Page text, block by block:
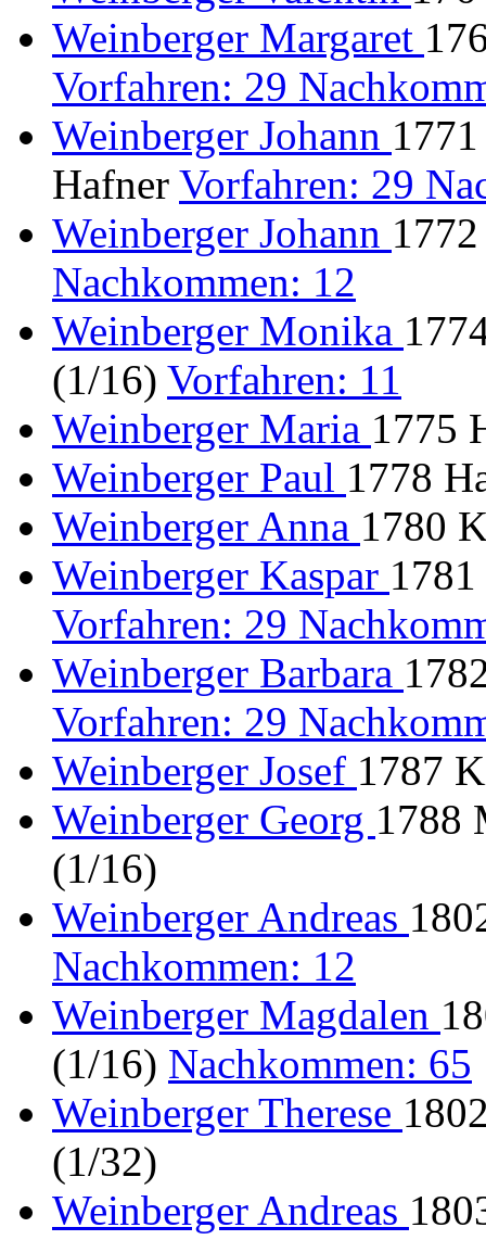
Weinberger Margaret
Vorfahren: 29
Weinberger Johann
Hafner Vorfahren: 29
Weinberger Johann
Nachkommen: 12
Weinberger Monika
(1/16) Vorfahren: 11
Weinberger Maria 1775
Weinberger Paul 1778
Weinberger Anna 1780
Weinberger Kaspar
Vorfahren: 29
Weinberger Barbara
Vorfahren: 29
Weinberger Josef 1787
Weinberger Georg 1788
(1/16)
Weinberger Andreas
Nachkommen: 12
Weinberger Magdalen
(1/16) Nachkommen: 65
Weinberger Therese
(1/32)
Weinberger Andreas